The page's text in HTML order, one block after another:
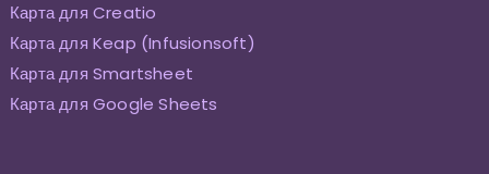
Карта для Creatio
Карта для Keap (Infusionsoft)
Карта для Smartsheet
Карта для Google Sheets